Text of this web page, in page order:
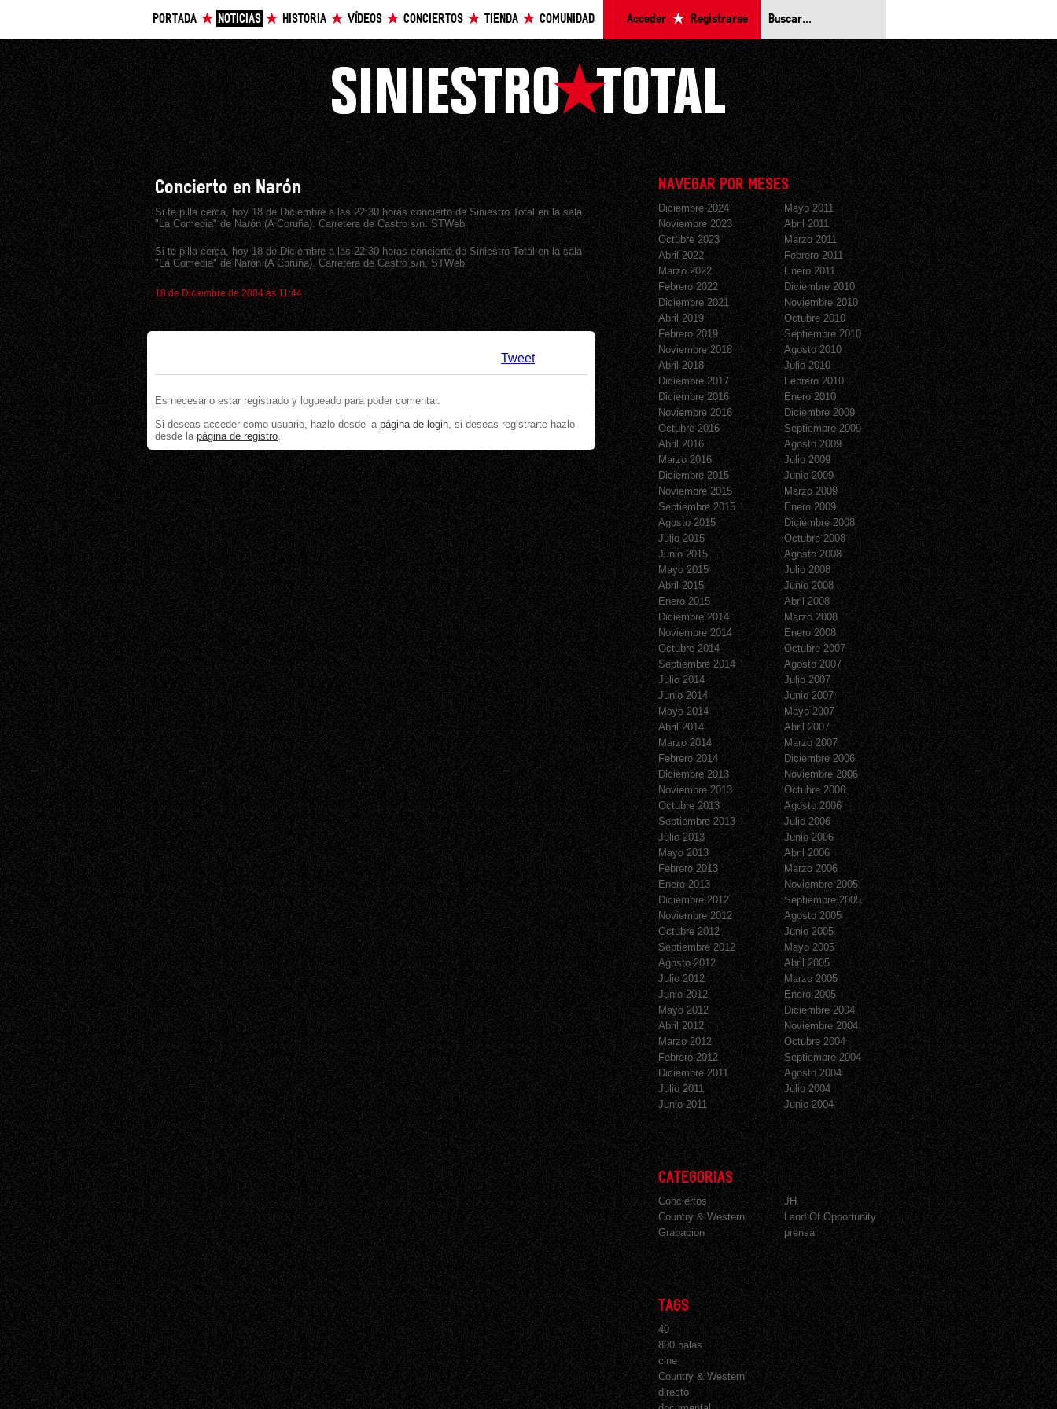
PORTADA NOTICIAS HISTORIA VÍDEOS CONCIERTOS TIENDA COMUNIDAD Acceder Registrarse
Concierto en Narón
Si te pilla cerca, hoy 18 de Diciembre a las 22:30 horas concierto de Siniestro Total en la sala
"La Comedia" de Narón (A Coruña). Carretera de Castro s/n. STWeb
Si te pilla cerca, hoy 18 de Diciembre a las 22:30 horas concierto de Siniestro Total en la sala
"La Comedia" de Narón (A Coruña). Carretera de Castro s/n. STWeb
18 de Diciembre de 2004 ás 11:44
Tweet
Es necesario estar registrado y logueado para poder comentar.
Si deseas acceder como usuario, hazlo desde la página de login , si deseas registrarte hazlo
desde la página de registro
NAVEGAR POR MESES
Diciembre 2024
Noviembre 2023
Octubre 2023
Abril 2022
Marzo 2022
Febrero 2022
Diciembre 2021
Abril 2019
Febrero 2019
Noviembre 2018
Abril 2018
Diciembre 2017
Diciembre 2016
Noviembre 2016
Octubre 2016
Abril 2016
Marzo 2016
Diciembre 2015
Noviembre 2015
Septiembre 2015
Agosto 2015
Julio 2015
Junio 2015
Mayo 2015
Abril 2015
Enero 2015
Diciembre 2014
Noviembre 2014
Octubre 2014
Septiembre 2014
Julio 2014
Junio 2014
Mayo 2014
Abril 2014
Marzo 2014
Febrero 2014
Diciembre 2013
Noviembre 2013
Octubre 2013
Septiembre 2013
Julio 2013
Mayo 2013
Febrero 2013
Enero 2013
Diciembre 2012
Noviembre 2012
Octubre 2012
Septiembre 2012
Agosto 2012
Julio 2012
Junio 2012
Mayo 2012
Abril 2012
Marzo 2012
Febrero 2012
Diciembre 2011
Julio 2011
Junio 2011
Mayo 2011
Abril 2011
Marzo 2011
Febrero 2011
Enero 2011
Diciembre 2010
Noviembre 2010
Octubre 2010
Septiembre 2010
Agosto 2010
Julio 2010
Febrero 2010
Enero 2010
Diciembre 2009
Septiembre 2009
Agosto 2009
Julio 2009
Junio 2009
Marzo 2009
Enero 2009
Diciembre 2008
Octubre 2008
Agosto 2008
Julio 2008
Junio 2008
Abril 2008
Marzo 2008
Enero 2008
Octubre 2007
Agosto 2007
Julio 2007
Junio 2007
Mayo 2007
Abril 2007
Marzo 2007
Diciembre 2006
Noviembre 2006
Octubre 2006
Agosto 2006
Julio 2006
Junio 2006
Abril 2006
Marzo 2006
Noviembre 2005
Septiembre 2005
Agosto 2005
Junio 2005
Mayo 2005
Abril 2005
Marzo 2005
Enero 2005
Diciembre 2004
Noviembre 2004
Octubre 2004
Septiembre 2004
Agosto 2004
Julio 2004
Junio 2004
CATEGORIAS
Conciertos
Country & Western
Grabacion
JH
Land Of Opportunity
prensa
TAGS
40
800 balas
cine
Country & Western
directo